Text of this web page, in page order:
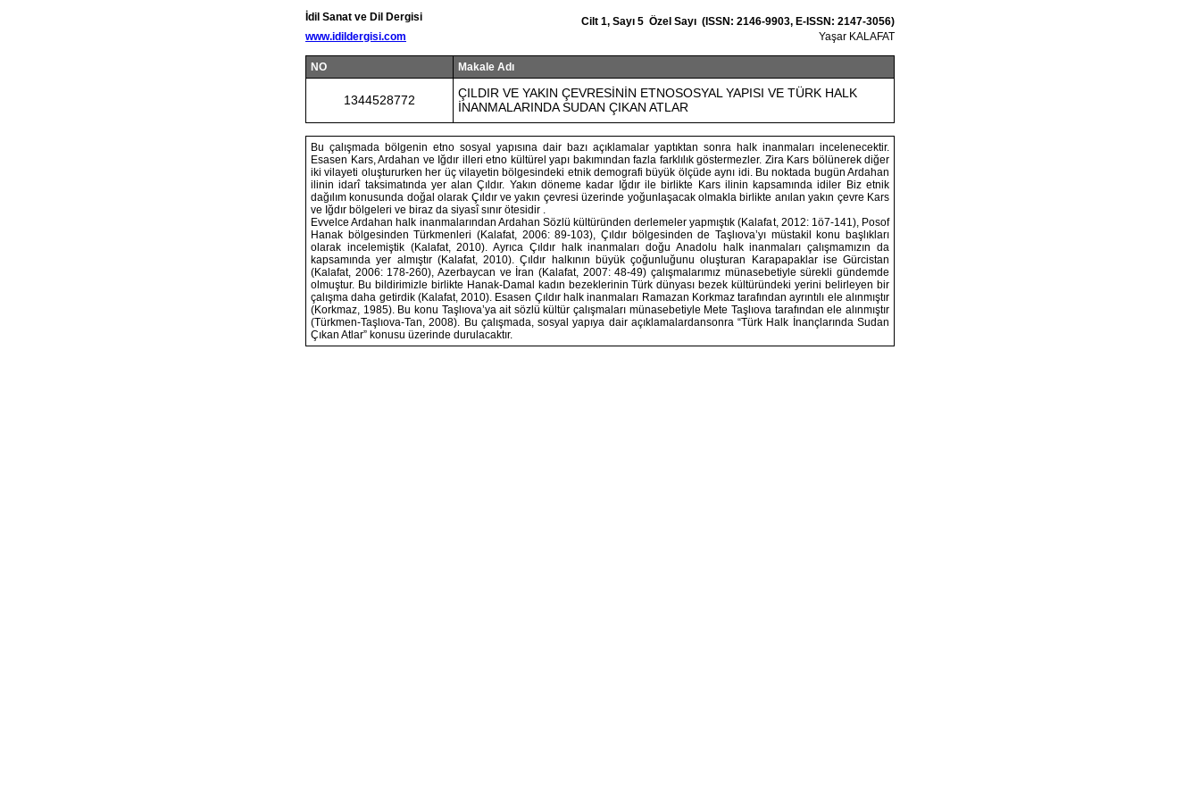
İdil Sanat ve Dil Dergisi
www.idildergisi.com
Cilt 1, Sayı 5 Özel Sayı (ISSN: 2146-9903, E-ISSN: 2147-3056)
Yaşar KALAFAT
NO Makale Adı
1344528772
ÇILDIR VE YAKIN ÇEVRESİNİN ETNOSOSYAL YAPISI VE TÜRK HALK
İNANMALARINDA SUDAN ÇIKAN ATLAR
Bu çalışmada bölgenin etno sosyal yapısına dair bazı açıklamalar yaptıktan sonra halk inanmaları incelenecektir.
Esasen Kars, Ardahan ve Iğdır illeri etno kültürel yapı bakımından fazla farklılık göstermezler. Zira Kars bölünerek diğer
iki vilayeti oluştururken her üç vilayetin bölgesindeki etnik demografi büyük ölçüde aynı idi. Bu noktada bugün Ardahan
ilinin idarî taksimatında yer alan Çıldır. Yakın döneme kadar Iğdır ile birlikte Kars ilinin kapsamında idiler Biz etnik
dağılım konusunda doğal olarak Çıldır ve yakın çevresi üzerinde yoğunlaşacak olmakla birlikte anılan yakın çevre Kars
ve Iğdır bölgeleri ve biraz da siyasî sınır ötesidir .
Evvelce Ardahan halk inanmalarından Ardahan Sözlü kültüründen derlemeler yapmıştık (Kalafat, 2012: 1ö7-141), Posof
Hanak bölgesinden Türkmenleri (Kalafat, 2006: 89-103), Çıldır bölgesinden de Taşlıova’yı müstakil konu başlıkları
olarak incelemiştik (Kalafat, 2010). Ayrıca Çıldır halk inanmaları doğu Anadolu halk inanmaları çalışmamızın da
kapsamında yer almıştır (Kalafat, 2010). Çıldır halkının büyük çoğunluğunu oluşturan Karapapaklar ise Gürcistan
(Kalafat, 2006: 178-260), Azerbaycan ve İran (Kalafat, 2007: 48-49) çalışmalarımız münasebetiyle sürekli gündemde
olmuştur. Bu bildirimizle birlikte Hanak-Damal kadın bezeklerinin Türk dünyası bezek kültüründeki yerini belirleyen bir
çalışma daha getirdik (Kalafat, 2010). Esasen Çıldır halk inanmaları Ramazan Korkmaz tarafından ayrıntılı ele alınmıştır
(Korkmaz, 1985). Bu konu Taşlıova’ya ait sözlü kültür çalışmaları münasebetiyle Mete Taşlıova tarafından ele alınmıştır
(Türkmen-Taşlıova-Tan, 2008). Bu çalışmada, sosyal yapıya dair açıklamalardansonra “Türk Halk İnançlarında Sudan
Çıkan Atlar” konusu üzerinde durulacaktır.